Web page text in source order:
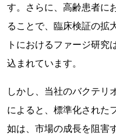
す。さらに、高齢患者に
ることで、臨床検証の拡
トにおけるファージ研
込まれています。
しかし、当社のバクテリ
によると、標準化された
如は、市場の成長を阻害